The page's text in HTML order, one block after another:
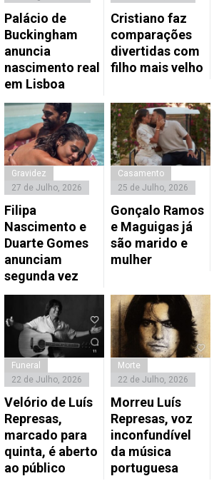
Palácio de
Buckingham
anuncia
nascimento real
em Lisboa
Cristiano faz
comparações
divertidas com
filho mais velho
Gravidez
27 de Julho, 2026
Filipa
Nascimento e
Duarte Gomes
anunciam
segunda vez
Casamento
25 de Julho, 2026
Gonçalo Ramos
e Maguigas já
são marido e
mulher
Funeral
22 de Julho, 2026
Velório de Luís
Represas,
marcado para
quinta, é aberto
ao público
Morte
22 de Julho, 2026
Morreu Luís
Represas, voz
inconfundível
da música
portuguesa